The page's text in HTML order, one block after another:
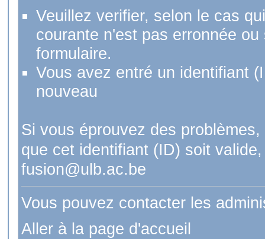
Veuillez verifier, selon le cas
courante n'est pas erronnée
formulaire.
Vous avez entré un identifiant
nouveau
Si vous éprouvez des
que cet identifiant (ID) soit
fusion@ulb.ac.be
Vous pouvez contacter les
Aller à la page d'accueil